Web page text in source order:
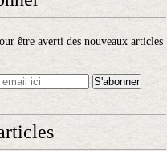
être averti des nouveaux articles